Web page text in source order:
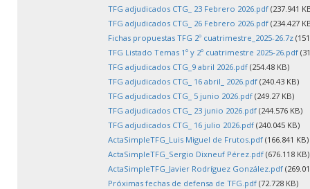
TFG adjudicados CTG_ 23 Febrero 2026.pdf (237.941
TFG adjudicados CTG_ 26 Febrero 2026.pdf (234.427
Fichas propuestas TFG 2º cuatrimestre_2025-26.7z
TFG Listado Temas 1º y 2º cuatrimestre 2025-26.pdf
TFG adjudicados CTG_9 abril 2026.pdf (254.48 KB)
TFG adjudicados CTG_ 16 abril_ 2026.pdf (240.43 KB)
TFG adjudicados CTG_ 5 junio 2026.pdf (249.27 KB)
TFG adjudicados CTG_ 23 junio 2026.pdf (244.576 KB)
TFG adjudicados CTG_ 16 julio 2026.pdf (240.045 KB)
ActaSimpleTFG_Luis Miguel de Frutos.pdf (166.841 KB)
ActaSimpleTFG_Sergio Dixneuf Pérez.pdf (676.118 KB)
ActaSimpleTFG_Javier Rodríguez González.pdf
Próximas fechas de defensa de TFG.pdf (72.728 KB)